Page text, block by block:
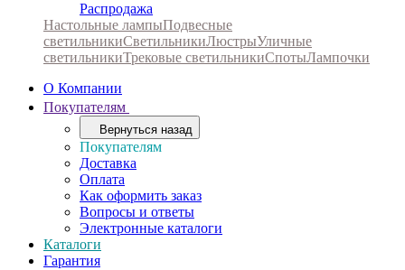
Распродажа
Настольные лампыПодвесные
светильникиСветильникиЛюстрыУличные
светильникиТрековые светильникиСпотыЛампочки
О Компании
Покупателям
Вернуться назад
Покупателям
Доставка
Оплата
Как оформить заказ
Вопросы и ответы
Электронные каталоги
Каталоги
Гарантия